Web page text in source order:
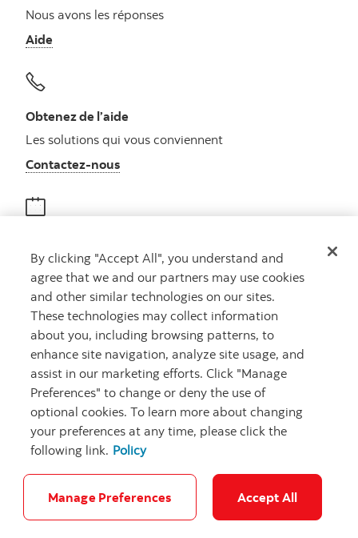
Nous avons les réponses
Aide
Obtenez de l’aide
Les solutions qui vous conviennent
Contactez-nousAutres numéros, contactez-nous par
Rencontrez un conseiller
Prenez rendez-vous
Carrières Ma banque à moi Notes juridiques Confidentialité
By clicking "Accept All", you understand and
agree that we and our partners may use cookies
and other similar technologies on our sites.
These technologies may collect information
about you, including browsing patterns, to
enhance site navigation, analyze site usage, and
assist in our marketing efforts. Click "Manage
Preferences" to change or deny the use of
optional cookies. To learn more about changing
your preferences at any time, please click the
following link. Policy
Manage Preferences Accept All